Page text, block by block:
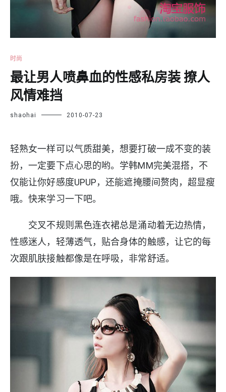
时尚
最让男人喷鼻血的性感私房装 撩人
风情难挡
shaohai 2010-07-23
轻熟女一样可以气质甜美，想要打破一成不变的装
扮，一定要下点心思的哟。学韩MM完美混搭，不
仅能让你好感度UPUP，还能遮掩腰间赘肉，超显瘦
哦。快来学习一下吧。
交叉不规则黑色连衣裙总是涌动着无边热情，
性感迷人，轻薄透气，贴合身体的触感，让它的每
次跟肌肤接触都像是在呼吸，非常舒适。